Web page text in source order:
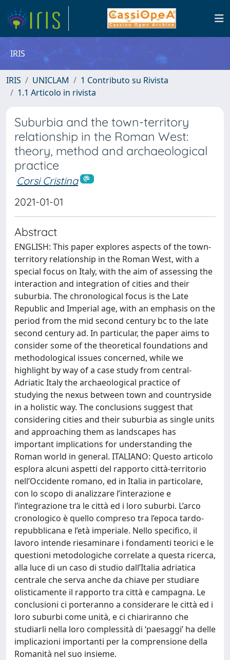
IRIS
IRIS UNICLAM
1 Contributo su Rivista
1.1 Articolo in rivista
Suburbia and the town-territory
relationship in the Roman West:
theory, method and archaeological
practice
Corsi Cristina
2021-01-01
Abstract
ENGLISH: This paper explores aspects of the town-
territory relationship in the Roman West, with a
special focus on Italy, with the aim of assessing the
interaction and integration of cities and their
suburbia. The chronological focus is the Late
Republic and Imperial age, with an emphasis on the
period from the mid second century bc to the late
second century ad. In particular, the paper aims to
consider some of the theoretical foundations and
methodological issues concerned, while we
highlight by way of a case study from central-
Adriatic Italy the archaeological practice of
studying the nexus between town and countryside
in a holistic way. The conclusions suggest that
considering cities and their suburbia as single units
and approaching them as landscapes has
important implications for understanding the
Roman world in general. ITALIANO: Questo articolo
esplora alcuni aspetti del rapporto città-territorio
nell’Occidente romano, ed in Italia in particolare,
con lo scopo di analizzare l’interazione e
l’integrazione tra le città ed i loro suburbi. L’arco
cronologico è quello compreso tra l’epoca tardo-
repubblicana e l’età imperiale. Nello specifico, il
lavoro intende riesaminare i fondamenti teorici e le
questioni metodologiche correlate a questa ricerca,
alla luce di un caso di studio dall’Italia adriatica
centrale che serva anche da chiave per studiare
olisticamente il rapporto tra città e campagna. Le
conclusioni ci porteranno a considerare le città ed i
loro suburbi come unità, e ci chiariranno che
studiarli nella loro complessità di ‘paesaggi’ ha delle
implicazioni importanti per la comprensione della
Romanità nel suo insieme.